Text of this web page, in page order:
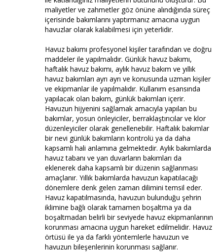
maliyetler ve zahmetler göz önüne alındığında süreç
içerisinde bakımlarını yaptırmanız amacına uygun
havuzlar olarak kalabilmesi için yeterlidir.
Havuz bakımı profesyonel kişiler tarafından ve doğru
maddeler ile yapılmalıdır. Günlük havuz bakımı,
haftalık havuz bakımı, aylık havuz bakım ve yıllık
havuz bakımları ayrı ayrı ve konusunda uzman kişiler
ve ekipmanlar ile yapılmalıdır. Kullanım esansında
yapılacak olan bakım, günlük bakımları içerir.
Havuzun hijyenini sağlamak amacıyla yapılan bu
bakımlar, yosun önleyiciler, berraklaştırıcılar ve klor
düzenleyiciler olarak genellenebilir. Haftalık bakımlar
bir nevi günlük bakımların kontrolü ya da daha
kapsamlı hali anlamına gelmektedir. Aylık bakımlarda
havuz tabanı ve yan duvarların bakımları da
eklenerek daha kapsamlı bir düzenin sağlanması
amaçlanır. Yıllık bakımlarda havuzun kapatılacağı
dönemlere denk gelen zaman dilimini temsil eder.
Havuz kapatılmasında, havuzun bulunduğu şehrin
iklimine bağlı olarak tamamen boşaltma ya da
boşaltmadan belirli bir seviyede havuz ekipmanlarının
korunması amacına uygun hareket edilmelidir. Havuz
örtüsü ile ya da farklı yöntemlerle havuzun ve
havuzun bileşenlerinin korunması sağlanır.